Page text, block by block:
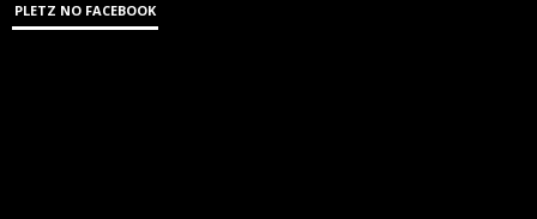
PLETZ NO FACEBOOK